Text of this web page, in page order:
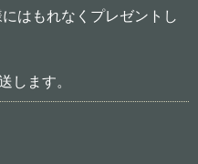
はもれなくプレゼントし
します。